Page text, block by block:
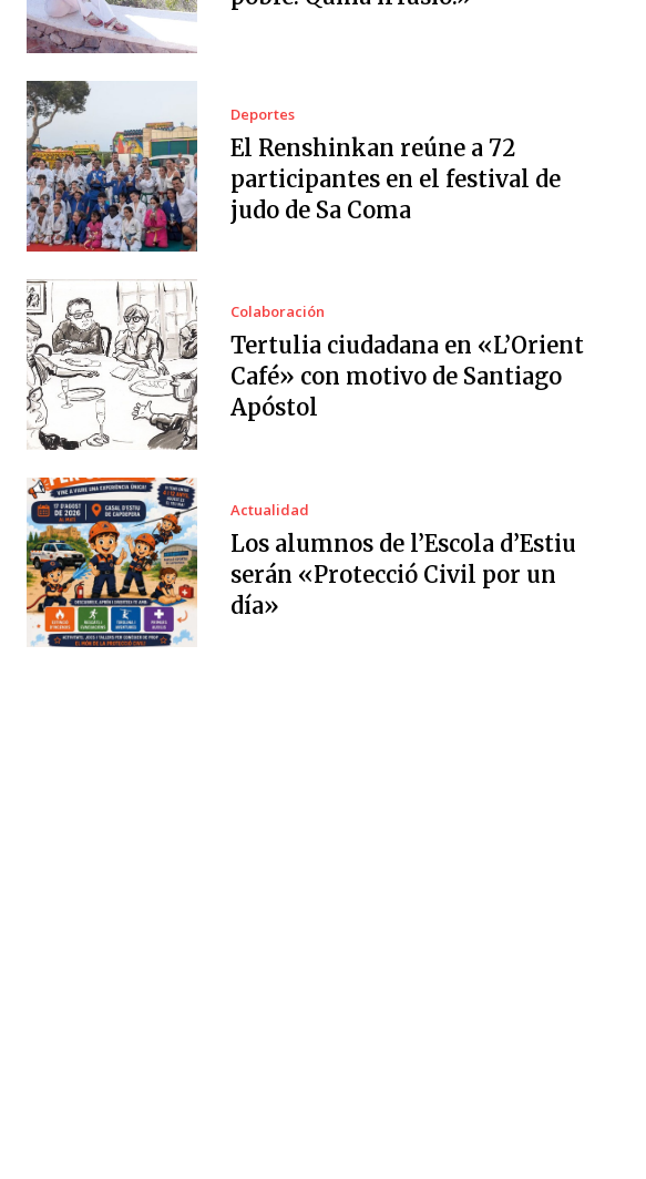
Deportes
El Renshinkan reúne a 72
participantes en el festival de
judo de Sa Coma
Colaboración
Tertulia ciudadana en «L’Orient
Café» con motivo de Santiago
Apóstol
Actualidad
Los alumnos de l’Escola d’Estiu
serán «Protecció Civil por un
día»